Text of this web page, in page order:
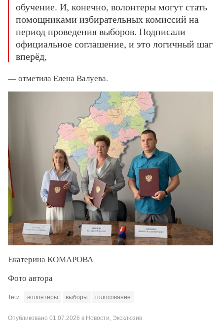
обучение. И, конечно, волонтеры могут стать
помощниками избирательных комиссий на
период проведения выборов. Подписали
официальное соглашение, и это логичный шаг
вперёд,
— отметила Елена Валуева.
Екатерина КОМАРОВА
Фото автора
Теги: волонтеры выборы голосование
Опубликовано 01.07.2026 в Новости Эксклюзив